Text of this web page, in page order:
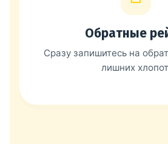
Обратные
Сразу запишитесь на
лишних